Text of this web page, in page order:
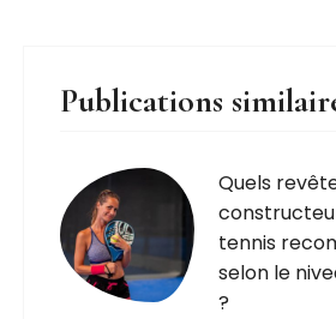
Publications
Quels
tennis
selon le
?